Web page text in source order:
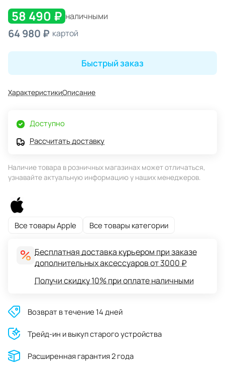
58 490 ₽ наличными
64 980 ₽ картой
Быстрый заказ
ХарактеристикиОписание
Доступно
Рассчитать доставку
Наличие товара в розничных магазинах может отличаться,
узнавайте актуальную информацию у наших менеджеров.
Все товары Apple Все товары категории
Бесплатная доставка курьером при заказе
дополнительных аксессуаров от 3000 ₽
Получи скидку 10% при оплате наличными
Возврат в течение 14 дней
Трейд-ин и выкуп старого устройства
Расширенная гарантия 2 года